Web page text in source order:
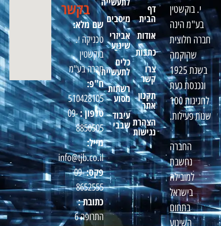
י. בוקשטין
בע"מ הינה
חברה חלוצית
שהוקמה
בשנת 1925
ונכנסת כעת
לחגיגות 100
שנות פעילות.
החברה
נחשבת
למובילה
בישראל
בתחום
השינוע
דף
הבית
אודות
כתבות
צרו
קשר
תקנון
אתר
הצהרת
נגישות
מיסבים
אביזרי
שינוע
כלים
לתעשייה
רשתות
מסוע
עיבוד
שבבי
בקשר
שם מלא:
טכניקה י.
בוקשטין
חברה בע"מ
ח"פ:
510428105
טלפון :09-
8850505
מייל:
info@tjb.co.il
פקס:09-
8652555
כתובת :
התרופה 6